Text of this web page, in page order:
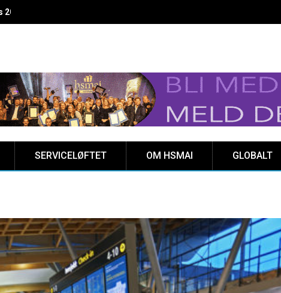
kåret på Clarion Hotel The HUB
SERVICELØFTET OM HSMAI GLOBALT